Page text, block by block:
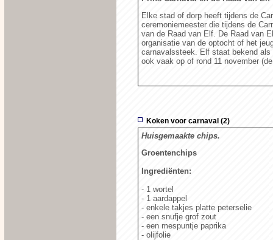
Elke stad of dorp heeft tijdens de
ceremoniemeester die tijdens de
van de Raad van Elf. De Raad van
organisatie van de optocht of het
carnavalssteek. Elf staat bekend
ook vaak op of rond 11 november
Koken voor carnaval (2)
Huisgemaakte chips.
Groentenchips
Ingrediënten:
- 1 wortel
- 1 aardappel
- enkele takjes platte peterselie
- een snufje grof zout
- een mespuntje paprika
- olijfolie